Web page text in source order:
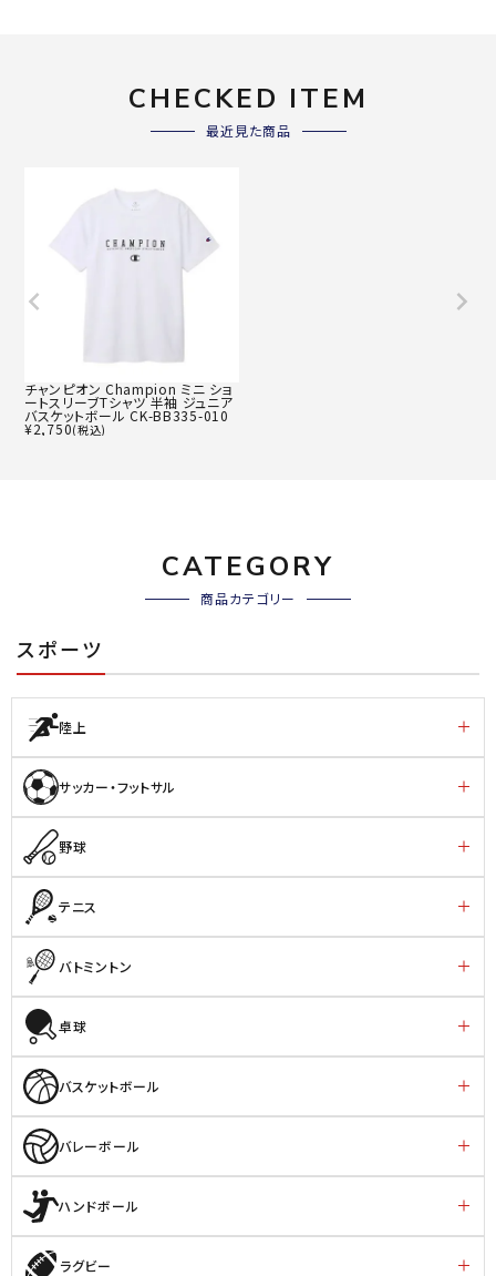
CHECKED ITEM
最近見た商品
チャンピオン Champion ミニ ショ
ートスリーブTシャツ 半袖 ジュニア
バスケットボール CK-BB335-010
¥2,750(税込)
CATEGORY
商品カテゴリー
スポーツ
陸上
サッカー・フットサル
野球
テニス
バトミントン
卓球
バスケットボール
バレーボール
ハンドボール
ラグビー